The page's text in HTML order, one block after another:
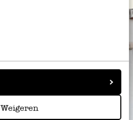
Weigeren